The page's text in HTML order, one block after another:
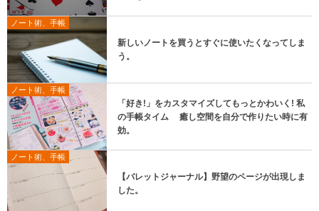
ノート術、手帳
新しいノートを買うとすぐに使いたくなってしま
う。
ノート術、手帳
「好き!」をカスタマイズしてもっとかわいく! 私
の手帳タイム 癒し空間を自分で作りたい時に有
効。
ノート術、手帳
【バレットジャーナル】野望のページが出現しま
した。